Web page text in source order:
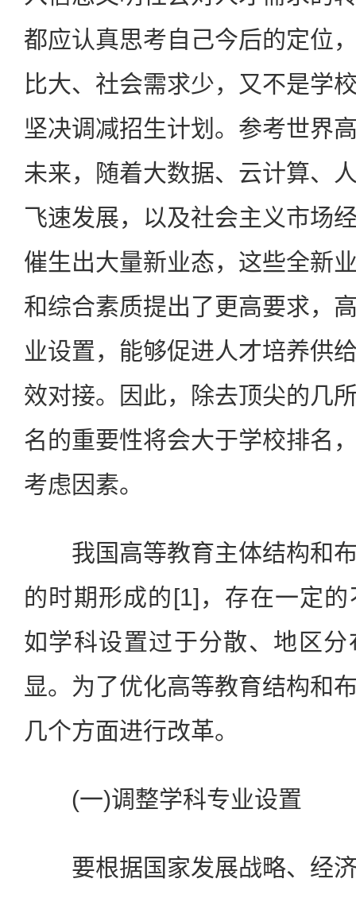
都应认真思考自己今后的定位
比大、社会需求少，又不是学
坚决调减招生计划。参考世界
未来，随着大数据、云计算、
飞速发展，以及社会主义市场
催生出大量新业态，这些全新
和综合素质提出了更高要求，
业设置，能够促进人才培养供
效对接。因此，除去顶尖的几
名的重要性将会大于学校排名
考虑因素。
我国高等教育主体结构和布
的时期形成的[1]，存在一定
如学科设置过于分散、地区
显。为了优化高等教育结构和
几个方面进行改革。
(一)调整学科专业设置
要根据国家发展战略、经济